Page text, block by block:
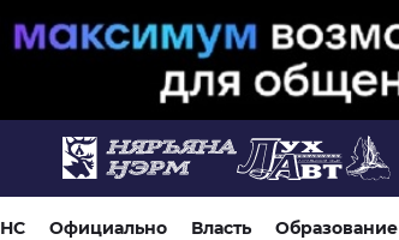
Официально Власть Образование